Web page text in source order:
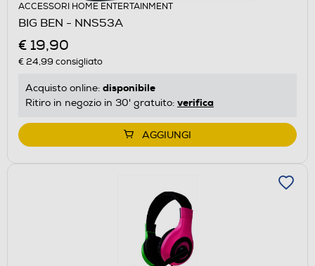
ACCESSORI HOME ENTERTAINMENT
BIG BEN - NNS53A
€ 19,90
€ 24,99 consigliato
Acquisto online: disponibile
Ritiro in negozio in 30' gratuito: verifica
AGGIUNGI